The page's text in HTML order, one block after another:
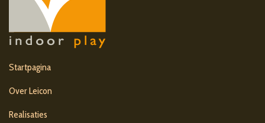
Startpagina
Over Leicon
Realisaties